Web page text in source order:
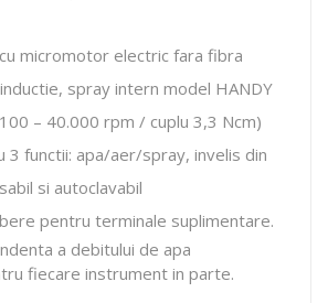
micromotor electric fara fibra
spray intern model HANDY
– 40.000 rpm / cuplu 3,3 Ncm)
3 functii: apa/aer/spray, invelis din
si autoclavabil
pentru terminale suplimentare.
a debitului de apa
fiecare instrument in parte.